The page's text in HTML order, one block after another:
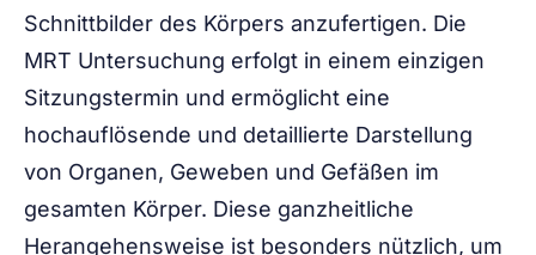
Schnittbilder des Körpers anzufertigen. Die
MRT Untersuchung erfolgt in einem einzigen
Sitzungstermin und ermöglicht eine
hochauflösende und detaillierte Darstellung
von Organen, Geweben und Gefäßen im
gesamten Körper. Diese ganzheitliche
Herangehensweise ist besonders nützlich, um